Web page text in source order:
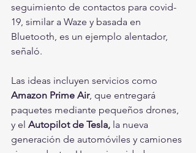
seguimiento de contactos para covid-
19, similar a Waze y basada en
Bluetooth, es un ejemplo alentador,
señaló.
Las ideas incluyen servicios como
Amazon Prime Air, que entregará
paquetes mediante pequeños drones,
y el Autopilot de Tesla, la nueva
generación de automóviles y camiones